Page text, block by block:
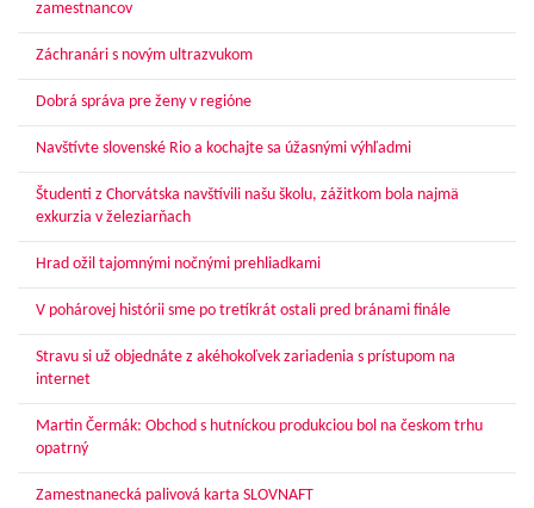
zamestnancov
Záchranári s novým ultrazvukom
Dobrá správa pre ženy v regióne
Navštívte slovenské Rio a kochajte sa úžasnými výhľadmi
Študenti z Chorvátska navštívili našu školu, zážitkom bola najmä
exkurzia v železiarňach
Hrad ožil tajomnými nočnými prehliadkami
V pohárovej histórii sme po tretíkrát ostali pred bránami finále
Stravu si už objednáte z akéhokoľvek zariadenia s prístupom na
internet
Martin Čermák: Obchod s hutníckou produkciou bol na českom trhu
opatrný
Zamestnanecká palivová karta SLOVNAFT